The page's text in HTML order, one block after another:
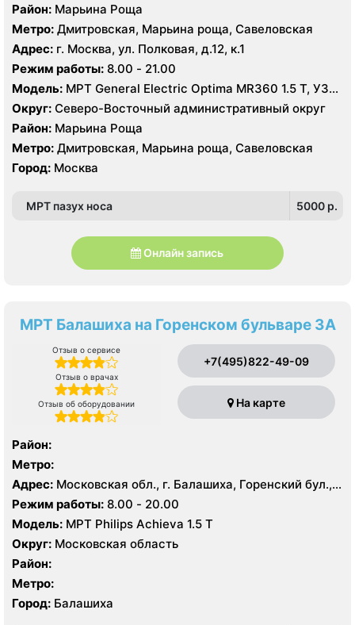
Район: Марьина Роща
Метро: Дмитровская, Марьина роща, Савеловская
Адрес: г. Москва, ул. Полковая, д.12, к.1
Режим работы: 8.00 - 21.00
Модель: МРТ General Electric Optima MR360 1.5 Т, УЗИ
MINDRAY DC-70PRO X
Округ: Северо-Восточный административный округ
Район: Марьина Роща
Метро: Дмитровская, Марьина роща, Савеловская
Город: Москва
МРТ пазух носа 5000 p.
Онлайн запись
МРТ Балашиха на Горенском бульваре 3А
Отзыв о сервисе
Отзыв о врачах
Отзыв об оборудовании
+7(495)822-49-09
На карте
Район:
Метро:
Адрес: Московская обл., г. Балашиха, Горенский бул.,
3А
Режим работы: 8.00 - 20.00
Модель: МРТ Philips Achieva 1.5 T
Округ: Московская область
Район:
Метро:
Город: Балашиха